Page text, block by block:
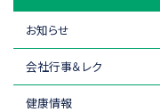
お知らせ
会社行事＆レク
健康情報